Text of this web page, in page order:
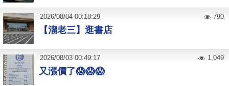
【溜老三】逛書店
2026/08/04 00:18:29 790
又漲價了😱😱😱
2026/08/03 00:49:17 1,049